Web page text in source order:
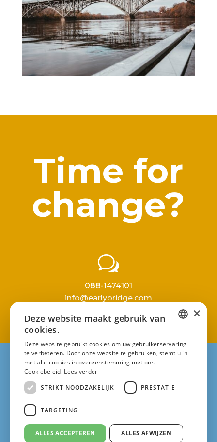
Time for
change?
w
088-1474101
info@earlybridge.com
Privacy policy
DUTCH
×
Deze website maakt gebruik van
cookies.
Deze website gebruikt cookies om uw gebruikerservaring
te verbeteren. Door onze website te gebruiken, stemt u in
met alle cookies in overeenstemming met ons
Cookiebeleid. Lees verder
STRIKT NOODZAKELIJK
PRESTATIE
TARGETING
ALLES ACCEPTEREN ALLES AFWIJZEN